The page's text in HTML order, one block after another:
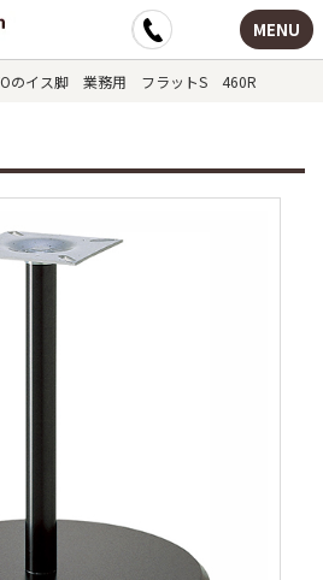
MENU
のイス脚 業務用 フラットS 460R